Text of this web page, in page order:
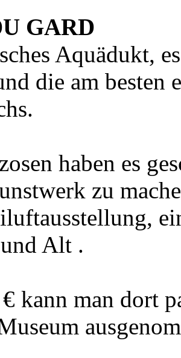
GARD
Aquädukt,
die am besten
haben es
zu
Alt .
kann man dort